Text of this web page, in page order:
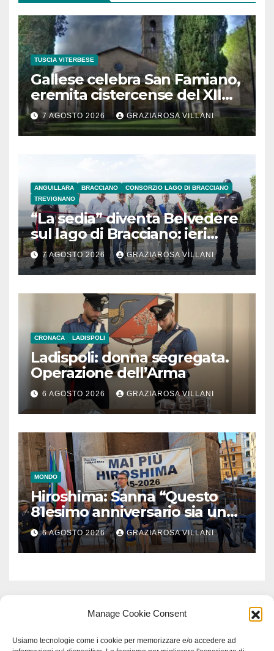
Manage Cookie Consent
Usiamo tecnologie come i cookie per memorizzare e/o accedere ad
TUSCIA VITERBESE
Gallese celebra San Famiano,
eremita cistercense del XII
secolo
7 AGOSTO 2026 GRAZIAROSA VILLANI
ANGUILLARA BRACCIANO
CONSORZIO LAGO DI BRACCIANO
TREVIGNANO
“La sedia” diventa Belvedere
sul lago di Bracciano: ieri
l’inaugurazione
7 AGOSTO 2026 GRAZIAROSA VILLANI
CRONACA LADISPOLI
Ladispoli: donna segregata.
Operazione dell’Arma
6 AGOSTO 2026 GRAZIAROSA VILLANI
MONDO
Hiroshima: Sanna “Questo
81esimo anniversario sia un
monito per tutti”
6 AGOSTO 2026 GRAZIAROSA VILLANI